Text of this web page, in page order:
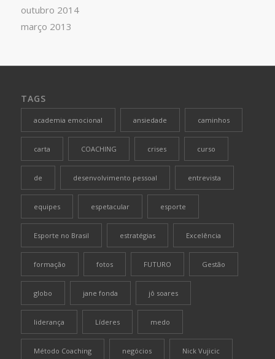
outubro 2014
março 2013
TAGS
academia emocional ansiedade caminhos
carta COACHING crises curso
de desenvolvimento pessoal entrevista
equipes espetacular esporte
Esporte no Brasil estratégias Excelência
formação fotos FUTURO Gestão
globo jane fonda jô soares
liderança Líderes medo
Método Coaching negócios Nick Vujicic